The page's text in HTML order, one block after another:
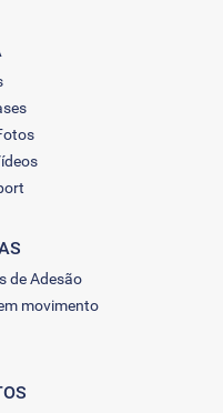
de Adesão
movimento